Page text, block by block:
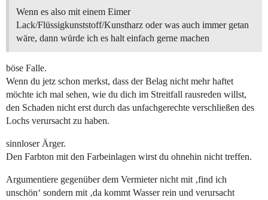
Wenn es also mit einem Eimer
Lack/Flüssigkunststoff/Kunstharz oder was auch immer getan
wäre, dann würde ich es halt einfach gerne machen
böse Falle.
Wenn du jetz schon merkst, dass der Belag nicht mehr haftet
möchte ich mal sehen, wie du dich im Streitfall rausreden willst,
den Schaden nicht erst durch das unfachgerechte verschließen des
Lochs verursacht zu haben.
sinnloser Ärger.
Den Farbton mit den Farbeinlagen wirst du ohnehin nicht treffen.
Argumentiere gegenüber dem Vermieter nicht mit ‚find ich
unschön‘ sondern mit ‚da kommt Wasser rein und verursacht